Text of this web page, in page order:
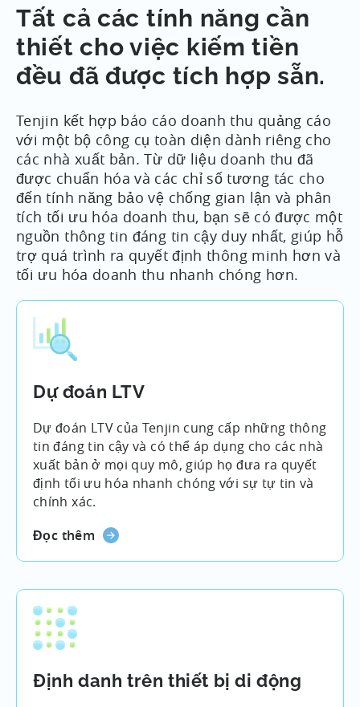
Tất cả các tính năng cần
thiết cho việc kiếm tiền
đều đã được tích hợp sẵn.
Tenjin kết hợp báo cáo doanh thu quảng cáo
với một bộ công cụ toàn diện dành riêng cho
các nhà xuất bản. Từ dữ liệu doanh thu đã
được chuẩn hóa và các chỉ số tương tác cho
đến tính năng bảo vệ chống gian lận và phân
tích tối ưu hóa doanh thu, bạn sẽ có được một
nguồn thông tin đáng tin cậy duy nhất, giúp hỗ
trợ quá trình ra quyết định thông minh hơn và
tối ưu hóa doanh thu nhanh chóng hơn.
Dự đoán LTV
Dự đoán LTV của Tenjin cung cấp những thông
tin đáng tin cậy và có thể áp dụng cho các nhà
xuất bản ở mọi quy mô, giúp họ đưa ra quyết
định tối ưu hóa nhanh chóng với sự tự tin và
chính xác.
Đọc thêm
Định danh trên thiết bị di động